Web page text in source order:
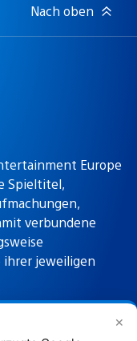
✕
Nach oben
Europe
Spieltitel,
verbundene
jeweiligen